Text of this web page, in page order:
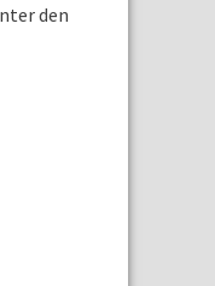
den